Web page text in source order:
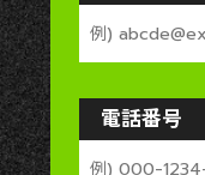
電話番号